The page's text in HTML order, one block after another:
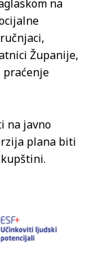
na
Županije,
praćenje
na javno
plana biti